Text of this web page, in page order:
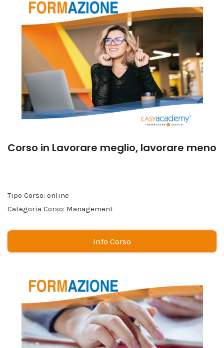
Corso in Lavorare meglio, lavorare meno
Tipo Corso: online
Categoria Corso: Management
Info Corso